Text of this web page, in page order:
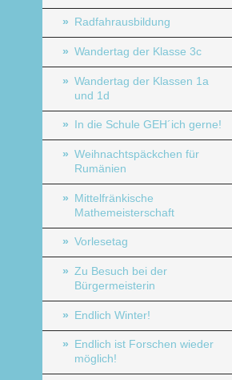
Radfahrausbildung
Wandertag der Klasse 3c
Wandertag der Klassen 1a
und 1d
In die Schule GEH´ich gerne!
Weihnachtspäckchen für
Rumänien
Mittelfränkische
Mathemeisterschaft
Vorlesetag
Zu Besuch bei der
Bürgermeisterin
Endlich Winter!
Endlich ist Forschen wieder
möglich!